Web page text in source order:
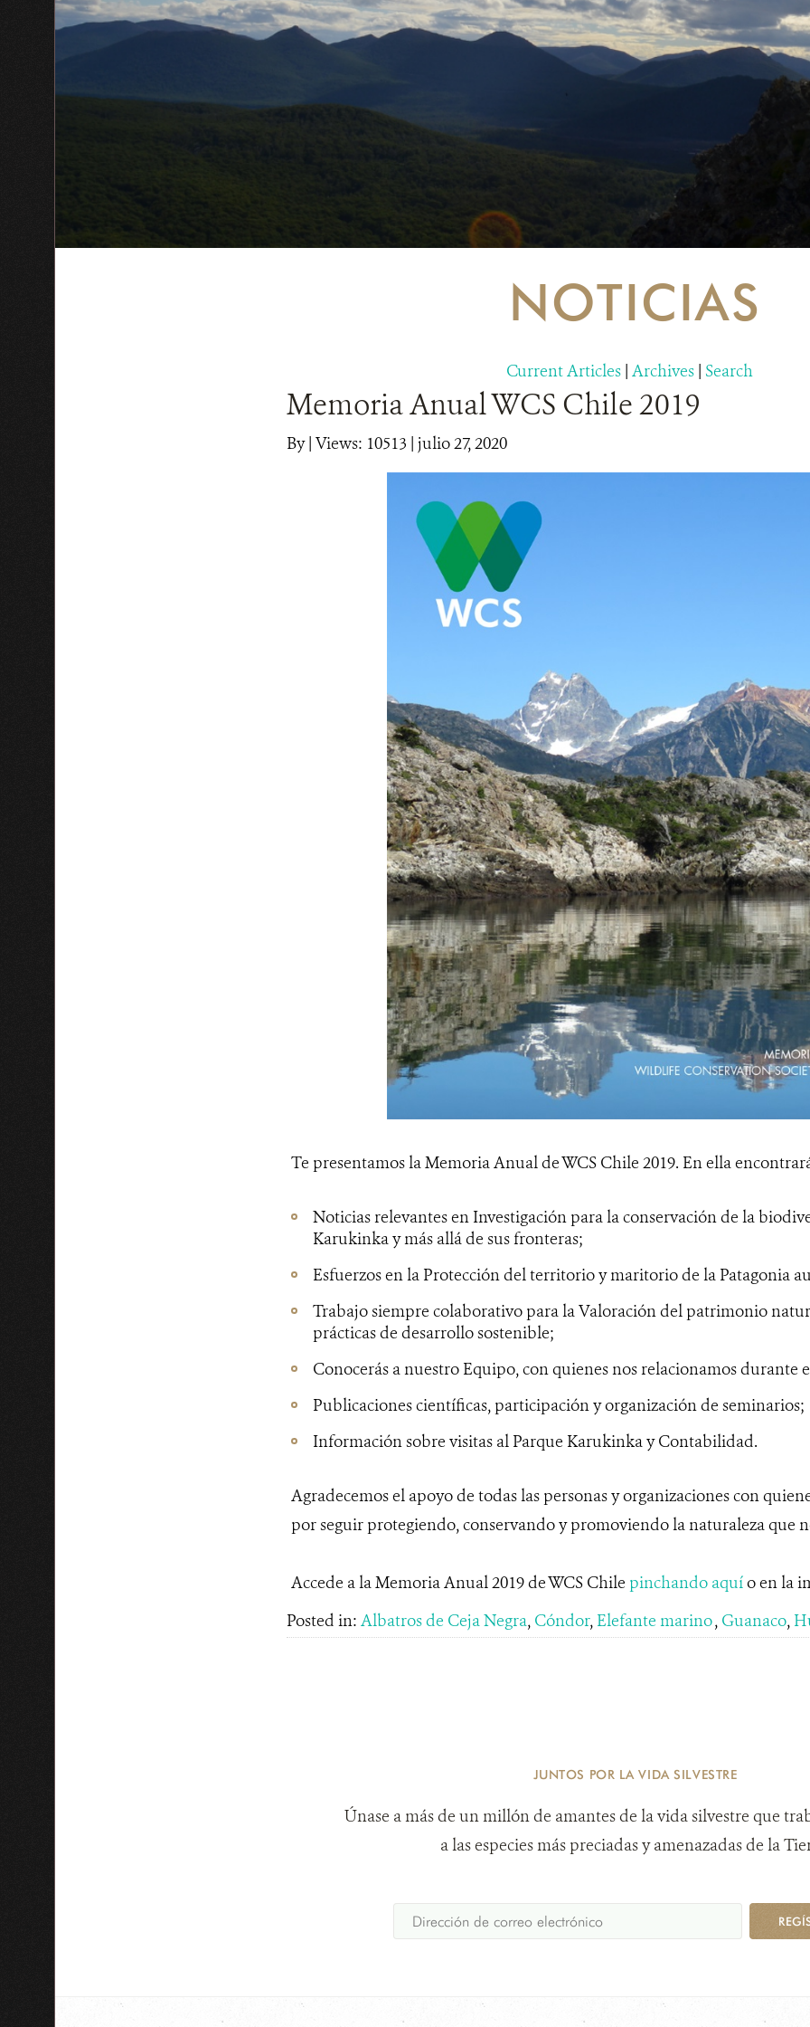
NOTICIAS
Current Articles | Archives | Search
Memoria Anual WCS Chile 2019
By| Views: 10513 | julio 27, 2020
Te presentamos la Memoria Anual de WCS Chile 2019. En ella
Noticias relevantes en Investigación para la conservación de la
Karukinka y más allá de sus fronteras;
Esfuerzos en la Protección del territorio y maritorio de la Patagonia
Trabajo siempre colaborativo para la Valoración del patrimonio
prácticas de desarrollo sostenible;
Conocerás a nuestro Equipo, con quienes nos relacionamos durante
Publicaciones científicas, participación y organización de seminarios;
Información sobre visitas al Parque Karukinka y Contabilidad.
Agradecemos el apoyo de todas las personas y organizaciones con
por seguir protegiendo, conservando y promoviendo la naturaleza que
Accede a la Memoria Anual 2019 de WCS Chile pinchando aquío en la
Posted in: Albatros de Ceja Negra, Cóndor, Elefante marino, Guanaco,
JUNTOS POR LA VIDA SILVESTRE
Únase a más de un millón de amantes de la vida silvestre que
a las especies más preciadas y amenazadas de la